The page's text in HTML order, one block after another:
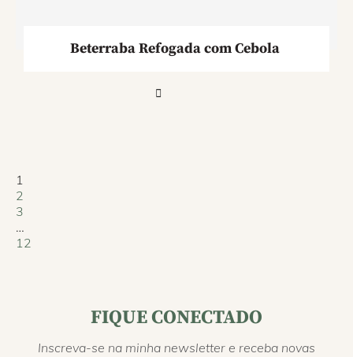
Beterraba Refogada com Cebola
1
2
3
…
12
FIQUE CONECTADO
Inscreva-se na minha newsletter e receba novas